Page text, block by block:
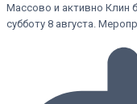
Массово и активно Клин
субботу 8 августа.